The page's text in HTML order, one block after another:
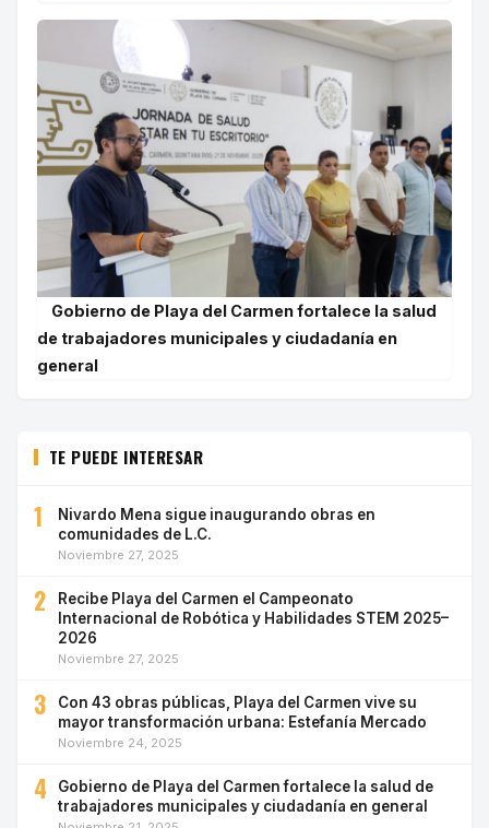
Gobierno de Playa del Carmen fortalece la salud
de trabajadores municipales y ciudadanía en
general
TE PUEDE INTERESAR
1
Nivardo Mena sigue inaugurando obras en
comunidades de L.C.
Noviembre 27, 2025
2
Recibe Playa del Carmen el Campeonato
Internacional de Robótica y Habilidades STEM 2025–
2026
Noviembre 27, 2025
3
Con 43 obras públicas, Playa del Carmen vive su
mayor transformación urbana: Estefanía Mercado
Noviembre 24, 2025
4
Gobierno de Playa del Carmen fortalece la salud de
trabajadores municipales y ciudadanía en general